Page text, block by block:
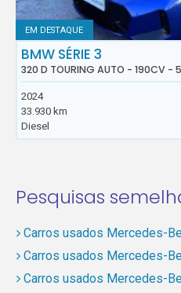
EM DESTAQUE
BMW SÉRIE 3
320 D TOURING AUTO - 190CV -
2024
33.930 km
Diesel
Pesquisas
Carros usados Mercedes-
Carros usados Mercedes-
Carros usados Mercedes-